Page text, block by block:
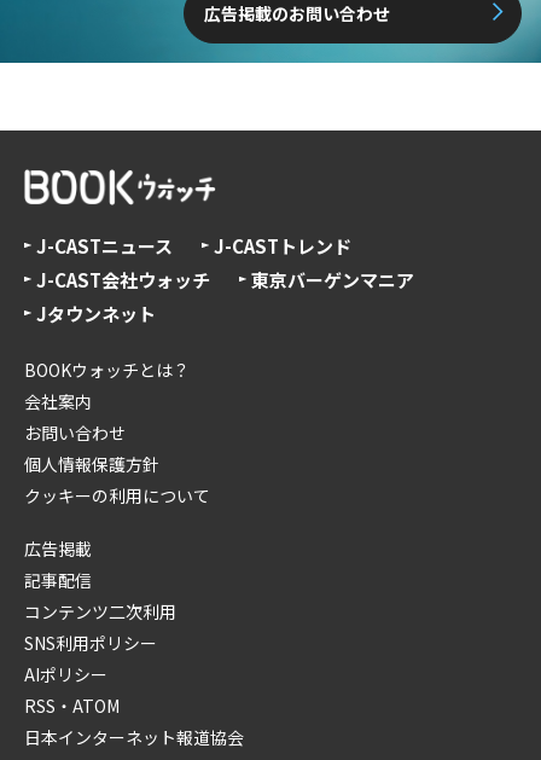
広告掲載のお問い合わせ
J-CASTニュース
J-CASTトレンド
J-CAST会社ウォッチ
東京バーゲンマニア
Jタウンネット
BOOKウォッチとは？
会社案内
お問い合わせ
個人情報保護方針
クッキーの利用について
広告掲載
記事配信
コンテンツ二次利用
SNS利用ポリシー
AIポリシー
RSS・ATOM
日本インターネット報道協会